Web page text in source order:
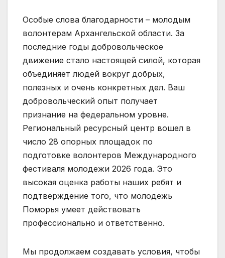
Особые слова благодарности – молодым
волонтерам Архангельской области. За
последние годы добровольческое
движение стало настоящей силой, которая
объединяет людей вокруг добрых,
полезных и очень конкретных дел. Ваш
добровольческий опыт получает
признание на федеральном уровне.
Региональный ресурсный центр вошел в
число 28 опорных площадок по
подготовке волонтеров Международного
фестиваля молодежи 2026 года. Это
высокая оценка работы наших ребят и
подтверждение того, что молодежь
Поморья умеет действовать
профессионально и ответственно.
Мы продолжаем создавать условия, чтобы